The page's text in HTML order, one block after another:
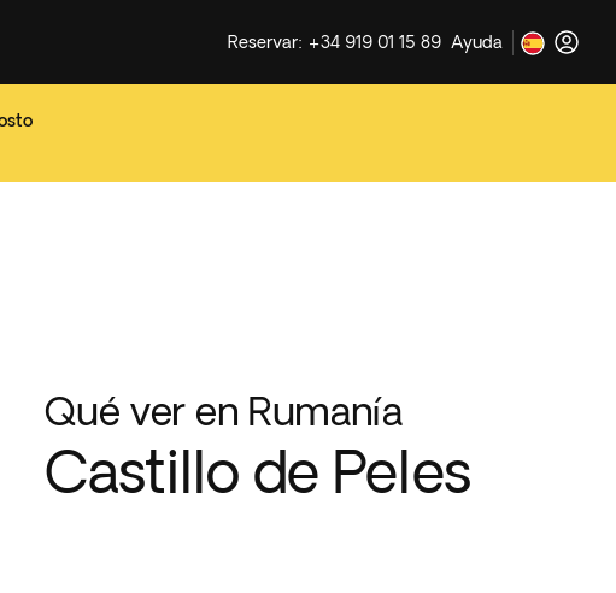
Reservar: +34 919 01 15 89 Ayuda
Qué ver en Rumanía
Castillo de Peles